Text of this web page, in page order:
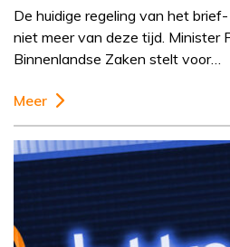
De huidige regeling van het
niet meer van deze tijd. Minister
Binnenlandse Zaken stelt voor…
Meer